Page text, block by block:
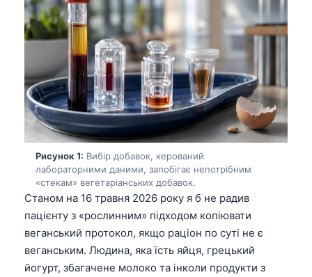
Рисунок 1: Вибір добавок, керований
лабораторними даними, запобігає непотрібним
«стекам» вегетаріанських добавок.
Станом на 16 травня 2026 року я б не радив
пацієнту з «рослинним» підходом копіювати
веганський протокол, якщо раціон по суті не є
веганським. Людина, яка їсть яйця, грецький
йогурт, збагачене молоко та інколи продукти з